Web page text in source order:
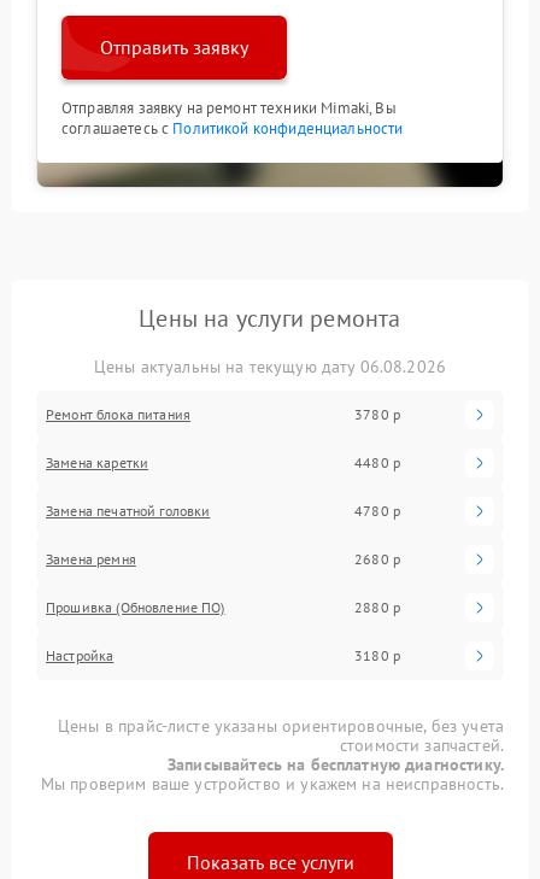
Отправить заявку
Отправляя заявку на ремонт техники Mimaki, Вы
соглашаетесь с Политикой конфиденциальности
Цены на услуги ремонта
Цены актуальны на текущую дату 06.08.2026
Ремонт блока питания 3780 р
Замена каретки 4480 р
Замена печатной головки 4780 р
Замена ремня 2680 р
Прошивка (Обновление ПО) 2880 р
Настройка 3180 р
Цены в прайс-листе указаны ориентировочные, без учета
стоимости запчастей.
Записывайтесь на бесплатную диагностику.
Мы проверим ваше устройство и укажем на неисправность.
Показать все услуги